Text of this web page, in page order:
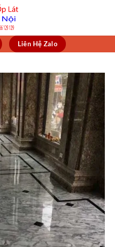
Liên Hệ Zalo